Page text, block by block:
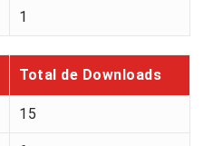
1
Total de Downloads
15